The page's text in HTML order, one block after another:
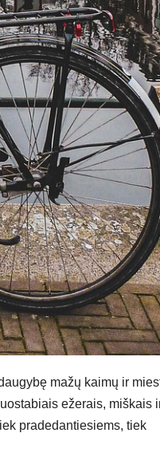
mažų kaimų ir
ežerais, miškais
pradedantiesiems, tiek